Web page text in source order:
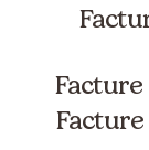
Facture